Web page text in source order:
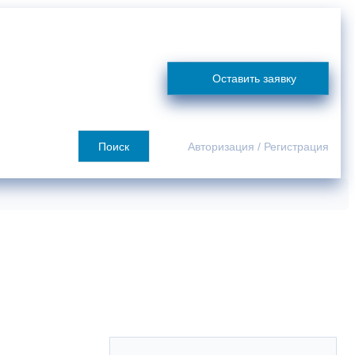
Оставить заявку
Поиск Авторизация / Регистрация